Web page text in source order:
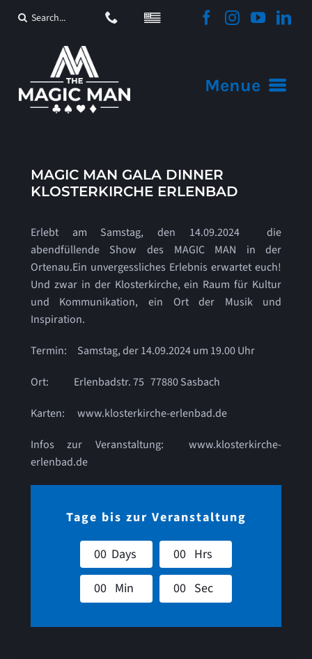
Inhalt
Suche
Menue
Angebote
Aktuelles
Sonstiges
MAGIC MAN GALA DINNER
KLOSTERKIRCHE ERLENBAD
Erlebt am Samstag, den 14.09.2024 die
abendfüllende Show des MAGIC MAN in der
Ortenau.Ein unvergessliches Erlebnis erwartet euch!
Und zwar in der Klosterkirche, ein Raum für Kultur
und Kommunikation, ein Ort der Musik und
Inspiration.
Termin: Samstag, der 14.09.2024 um 19.00 Uhr
Ort: Erlenbadstr. 75 77880 Sasbach
Karten: www.klosterkirche-erlenbad.de
Infos zur Veranstaltung: www.klosterkirche-
erlenbad.de
Tage bis zur Veranstaltung
00 Days 00 Hrs
00 Min 00 Sec